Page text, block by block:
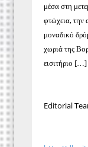
μέσα στη
φτώχεια, την
μοναδικό
χωριά της
εισιτήριο […]
Editorial